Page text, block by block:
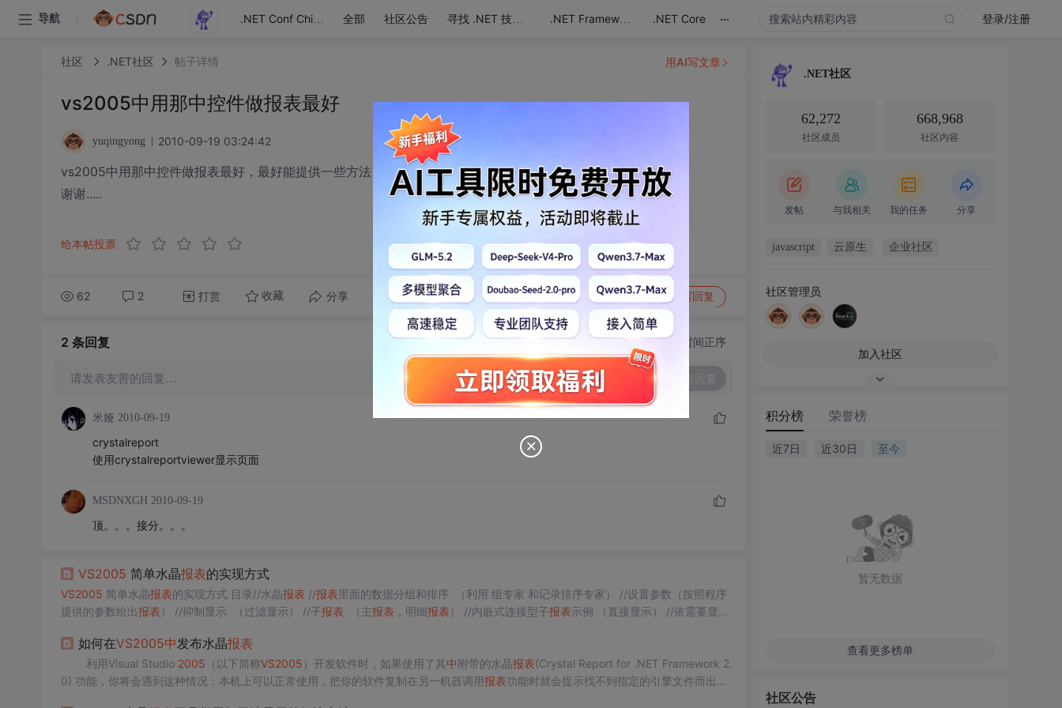
导航 .NET Conf China 全部 社区公告 寻找 .NET 技术达人 .NET Framework .NET Core ... 登录/注册
社区 .NET社区 帖子详情
vs2005中用那中控件做报表最好
yuqingyong 2010-09-19 03:24:42
vs2005中用那中控件做报表最好，最好能提供一些方法
谢谢.....
给本帖投票
62 2 打赏 收藏 分享 转发到动态 举报 写回复
用AI写文章
2 条回复 切换为时间正序
请发表友善的回复…
米娅 2010-09-19
crystalreport
使用crystalreportviewer显示页面
MSDNXGH 2010-09-19
顶。。。接分。。。
VS2005 简单水晶报表的实现方式
VS2005 简单水晶报表的实现方式 目录//水晶报表 //报表里面的数据分组和排序 （利用 组专家 和记录排序专家） //设置参数（按照程序
提供的参数给出报表 ） //抑制显示 （过滤显示） //子报表 （主报表 ，明细报表 ） //内嵌式连接型子报表示例 （直接显示） //依需要显示
如何在VS2005中发布水晶报表
利用Visual Studio 2005 （以下简称VS2005 ）开发软件时，如果使用了其中附带的水晶报表(Crystal Report for .NET Framework 2.
0) 功能，你将会遇到这种情况：本机上可以正常使用，把你的软件复制在另一机器调用报表功能时就会提示找不到指定的引擎文件而出错
.NET社区
62,272
社区成员
668,968
社区内容
发帖 与我相关 我的任务 分享
javascript 云原生 企业社区
社区管理员
加入社区
积分榜 荣誉榜
近7日 近30日 至今
暂无数据
查看更多榜单
社区公告